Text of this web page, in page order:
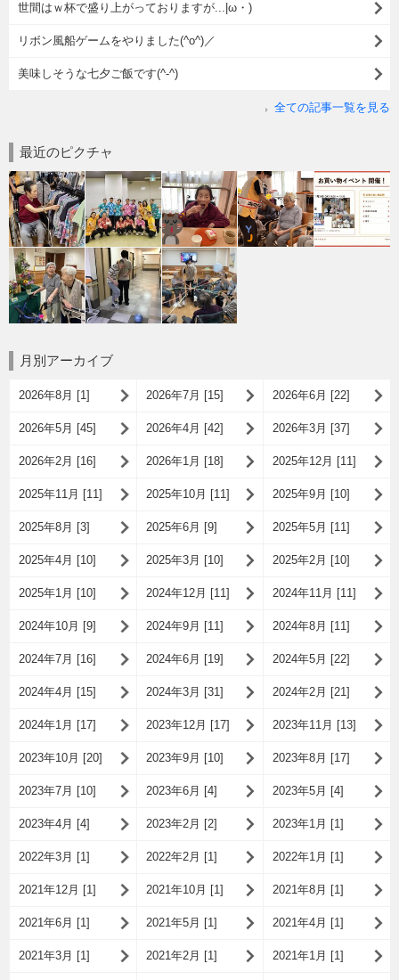
世間はｗ杯で盛り上がっておりますが...|ω・)
リボン風船ゲームをやりました(^o^)／
美味しそうな七夕ご飯です(^-^)
全ての記事一覧を見る
最近のピクチャ
月別アーカイブ
2026年8月 [1] 2026年7月 [15] 2026年6月 [22]
2026年5月 [45] 2026年4月 [42] 2026年3月 [37]
2026年2月 [16] 2026年1月 [18] 2025年12月 [11]
2025年11月 [11] 2025年10月 [11] 2025年9月 [10]
2025年8月 [3] 2025年6月 [9] 2025年5月 [11]
2025年4月 [10] 2025年3月 [10] 2025年2月 [10]
2025年1月 [10] 2024年12月 [11] 2024年11月 [11]
2024年10月 [9] 2024年9月 [11] 2024年8月 [11]
2024年7月 [16] 2024年6月 [19] 2024年5月 [22]
2024年4月 [15] 2024年3月 [31] 2024年2月 [21]
2024年1月 [17] 2023年12月 [17] 2023年11月 [13]
2023年10月 [20] 2023年9月 [10] 2023年8月 [17]
2023年7月 [10] 2023年6月 [4] 2023年5月 [4]
2023年4月 [4] 2023年2月 [2] 2023年1月 [1]
2022年3月 [1] 2022年2月 [1] 2022年1月 [1]
2021年12月 [1] 2021年10月 [1] 2021年8月 [1]
2021年6月 [1] 2021年5月 [1] 2021年4月 [1]
2021年3月 [1] 2021年2月 [1] 2021年1月 [1]